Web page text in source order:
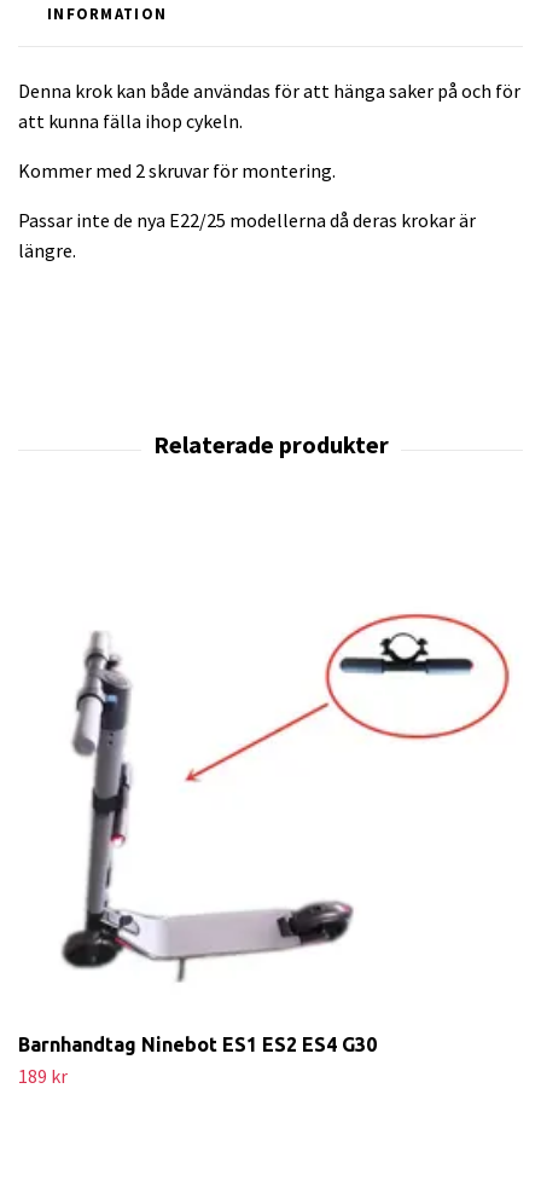
INFORMATION
Denna krok kan både användas för att hänga saker på och för
att kunna fälla ihop cykeln.
Kommer med 2 skruvar för montering.
Passar inte de nya E22/25 modellerna då deras krokar är
längre.
Barnhandtag Ninebot ES1 ES2 ES4 G30
189 kr